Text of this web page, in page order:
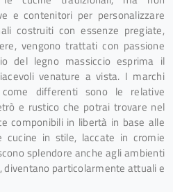
e contenitori per personalizzare
costruiti con essenze pregiate,
vengono trattati con passione
del legno massiccio esprima il
venature a vista. I marchi
differenti sono le relative
e rustico che potrai trovare nel
componibili in libertà in base alle
cucine in stile, laccate in cromie
splendore anche agli ambienti
diventano particolarmente attuali e